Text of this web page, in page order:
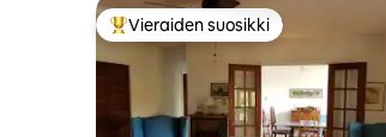
Vieraiden suosikkien parhaimmistoa
Vieraiden suosikki